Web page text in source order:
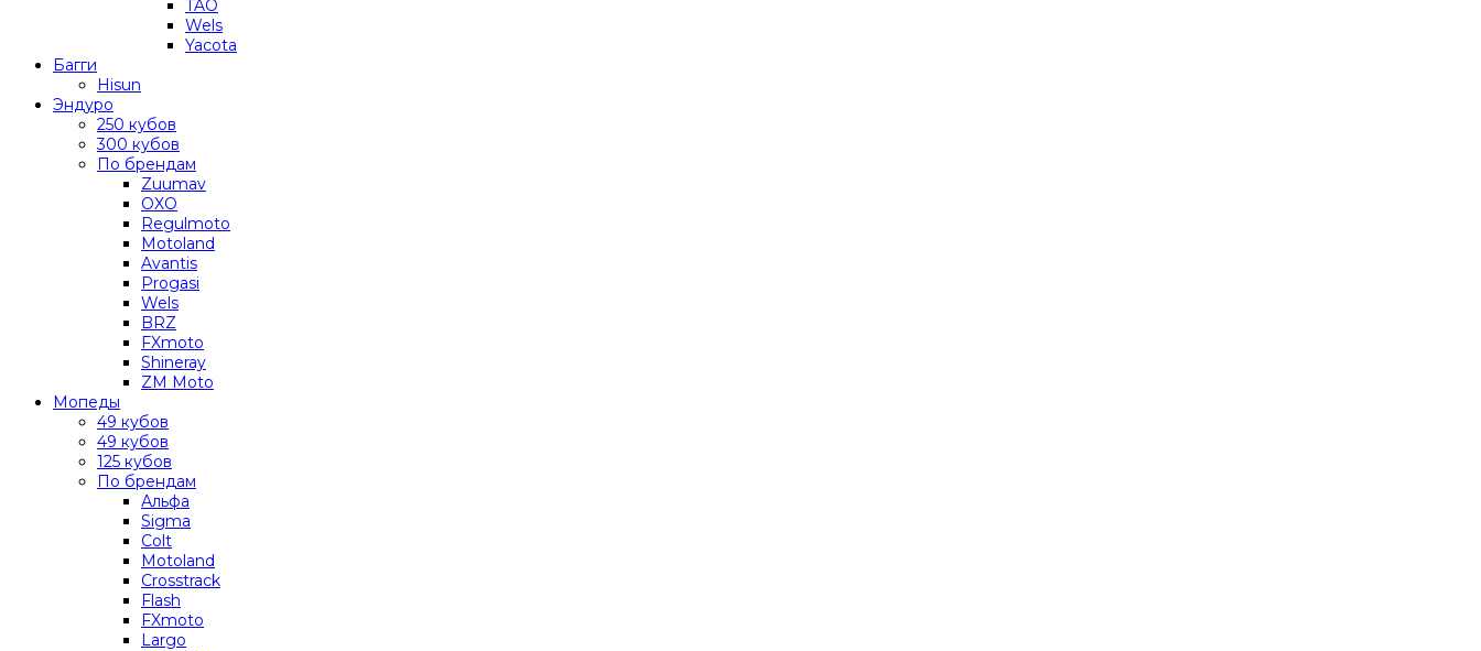
TAO
Wels
Yacota
Багги
Hisun
Эндуро
250 кубов
300 кубов
По брендам
Zuumav
OXO
Regulmoto
Motoland
Avantis
Progasi
Wels
BRZ
FXmoto
Shineray
ZM Moto
Мопеды
49 кубов
49 кубов
125 кубов
По брендам
Альфа
Sigma
Colt
Motoland
Crosstrack
Flash
FXmoto
Largo